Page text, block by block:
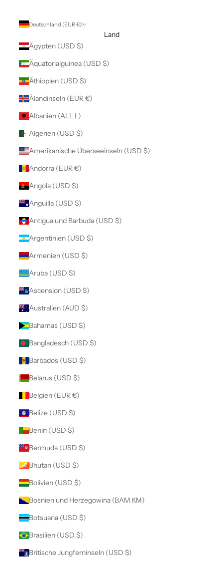
Deutschland (EUR €)
Land
Ägypten (USD $)
Äquatorialguinea (USD $)
Äthiopien (USD $)
Ålandinseln (EUR €)
Albanien (ALL L)
Algerien (USD $)
Amerikanische Überseeinseln (USD $)
Andorra (EUR €)
Angola (USD $)
Anguilla (USD $)
Antigua und Barbuda (USD $)
Argentinien (USD $)
Armenien (USD $)
Aruba (USD $)
Ascension (USD $)
Australien (AUD $)
Bahamas (USD $)
Bangladesch (USD $)
Barbados (USD $)
Belarus (USD $)
Belgien (EUR €)
Belize (USD $)
Benin (USD $)
Bermuda (USD $)
Bhutan (USD $)
Bolivien (USD $)
Bosnien und Herzegowina (BAM КМ)
Botsuana (USD $)
Brasilien (USD $)
Britische Jungferninseln (USD $)